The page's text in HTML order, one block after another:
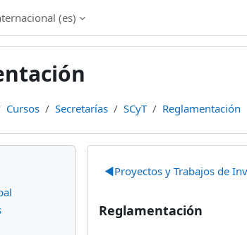
‎(es)‎
Cursos Secretarías SCyT Reglamentación
Perfilado de
◀︎Proyectos y Trabajos de
Reglamentación